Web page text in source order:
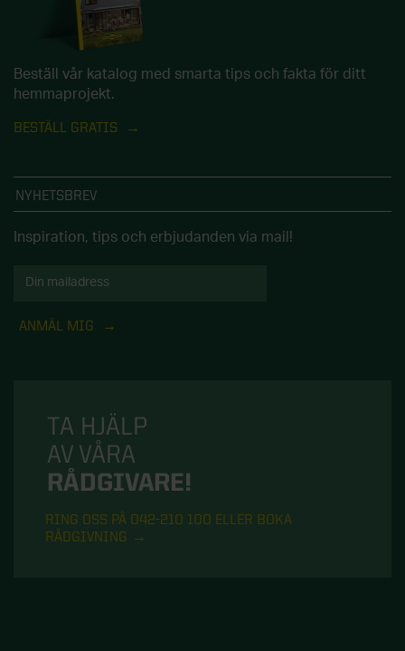
Beställ vår katalog med smarta tips och fakta för ditt
hemmaprojekt.
BESTÄLL GRATIS
NYHETSBREV
Inspiration, tips och erbjudanden via mail!
ANMÄL MIG
TA HJÄLP
AV VÅRA
RÅDGIVARE!
RING OSS PÅ 042-210 100 ELLER BOKA
RÅDGIVNING